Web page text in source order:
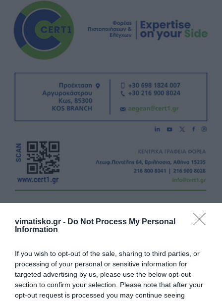
vimatisko.gr - Do Not Process My Personal
Information
If you wish to opt-out of the sale, sharing to third parties, or
processing of your personal or sensitive information for
targeted advertising by us, please use the below opt-out
section to confirm your selection. Please note that after your
opt-out request is processed you may continue seeing
Η ανωνυμία είναι το καλύτερο κρησφύγετο δειλίας και
χυδαιότητας!
Σχόλια 0